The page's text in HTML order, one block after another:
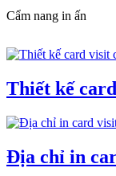
Cẩm nang in ấn
Thiết kế
Địa chỉ in